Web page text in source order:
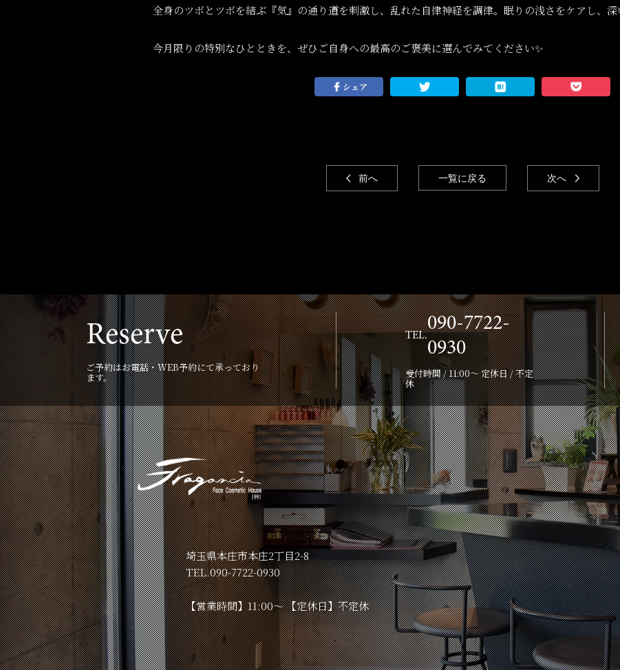
全身のツボとツボを結ぶ『気』の通り道を刺激し、乱れた自律神経を調律。眠りの浅さをケアし、深
今月限りの特別なひとときを、ぜひご自身への最高のご褒美に選んでみてください✨
シェア
前へ 一覧に戻る 次へ
Reserve
ご予約はお電話・WEB予約にて承っており
ます。
TEL.
090-7722-
0930
受付時間 / 11:00～ 定休日 / 不定
休
埼玉県本庄市本庄2丁目2-8
TEL.090-7722-0930
【営業時間】11:00～ 【定休日】不定休